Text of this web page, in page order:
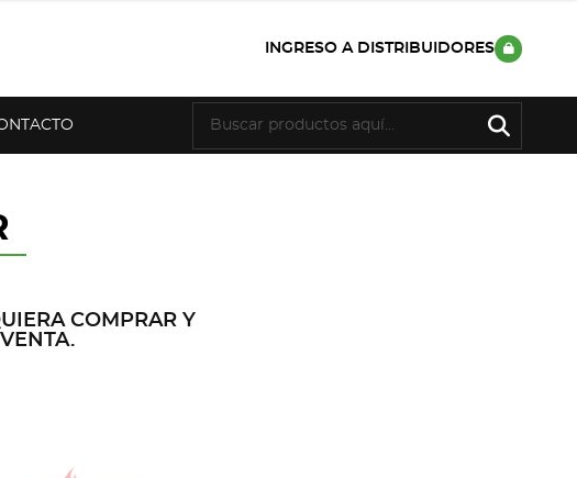
INGRESO A DISTRIBUIDORES
COMPRAR Y